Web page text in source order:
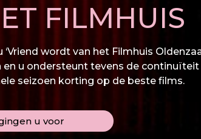
FILMHUIS
wordt van het Filmhuis
u ondersteunt tevens de continuïteit
seizoen korting op de beste films.
u voor